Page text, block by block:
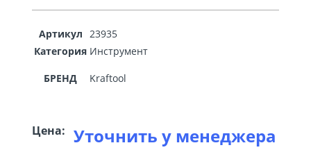
Артикул 23935
Категория Инструмент
БРЕНД Kraftool
Цена: Уточнить у менеджера